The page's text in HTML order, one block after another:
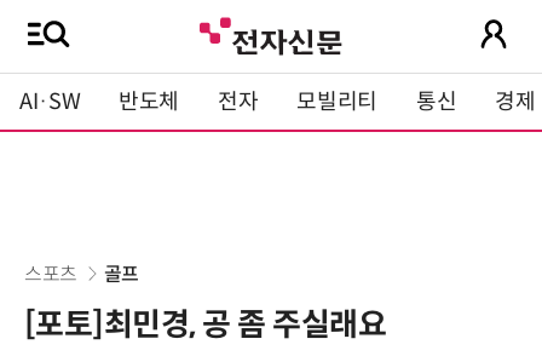
AI·SW 반도체 전자 모빌리티 통신 경제
스포츠 골프
[포토]최민경, 공 좀 주실래요